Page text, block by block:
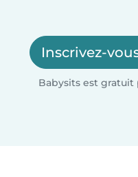
Inscrivez-
Babysits est gratuit